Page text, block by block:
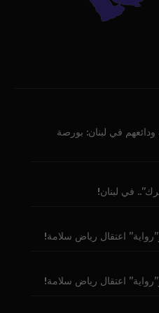
في لبنان: بورصة
في لبنان!
اعتقال رياض سلامة!
اعتقال رياض سلامة!